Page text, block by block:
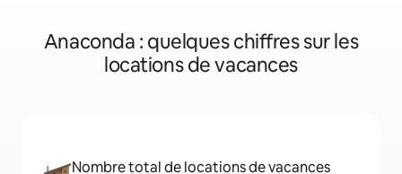
Anaconda : quelques chiffres sur les
locations de vacances
Nombre total de locations de vacances